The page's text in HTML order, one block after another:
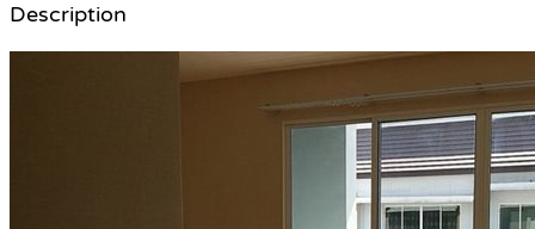
Description